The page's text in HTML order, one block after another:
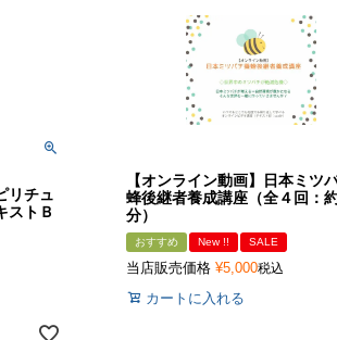
リチュ
ストＢ
【オンライン動画】日本ミツ
蜂後継者養成講座（全４回：
分）
おすすめ New !! SALE
当店販売価格 ¥5,000税込
カートに入れる